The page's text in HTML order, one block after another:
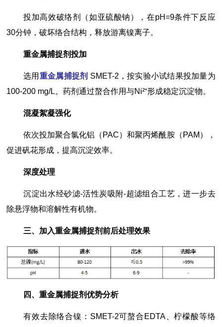
投加高效破络剂（如亚硫酸钠），在pH=9条件下反应
30分钟，破坏络合结构，释放游离镍离子。
重金属捕捉剂投加
选用 重金属捕捉剂 SMET-2，按实验小试结果投加量为
100-200 mg/L。药剂通过螯合作用与Ni²⁺形成稳定沉淀物。
混凝絮凝强化
依次投加聚合氯化铝（PAC）和聚丙烯酰胺（PAM），
促进矾花形成，提高沉淀效率。
深度处理
沉淀出水经砂滤-活性炭吸附-超滤组合工艺，进一步去
除悬浮物和溶解性有机物。
三、加入重金属捕捉剂前后处理效果
四、重金属捕捉剂优势分析
有效去除络合镍：SMET-2可螯合EDTA、柠檬酸等络